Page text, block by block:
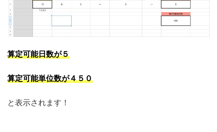
算定可能日数が５
算定可能単位数が４５０
と表示されます！